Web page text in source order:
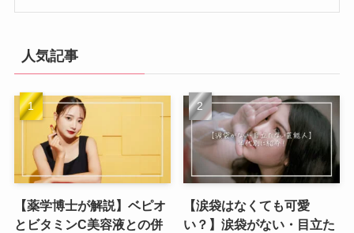
人気記事
【薬学博士が解説】ベピオ
とビタミンC美容液との併
【涙袋はなくても可愛
い？】涙袋がない・目立た